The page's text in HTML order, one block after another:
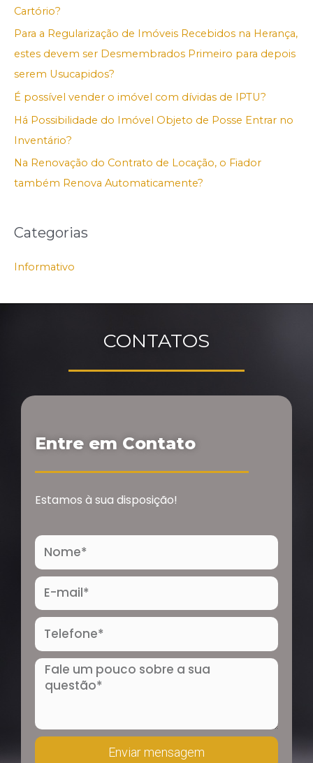
Cartório?
Para a Regularização de Imóveis Recebidos na Herança,
estes devem ser Desmembrados Primeiro para depois
serem Usucapidos?
É possível vender o imóvel com dívidas de IPTU?
Há Possibilidade do Imóvel Objeto de Posse Entrar no
Inventário?
Na Renovação do Contrato de Locação, o Fiador
também Renova Automaticamente?
Categorias
Informativo
CONTATOS
Entre em Contato
Estamos à sua disposição!
Nome
E-
mail
Telefone
Mensagem
Enviar mensagem